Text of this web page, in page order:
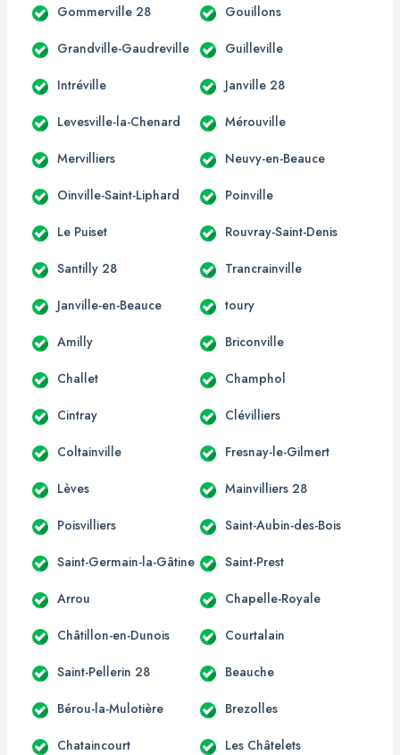
Gommerville 28 Gouillons
Grandville-Gaudreville Guilleville
Intréville Janville 28
Levesville-la-Chenard Mérouville
Mervilliers Neuvy-en-Beauce
Oinville-Saint-Liphard Poinville
Le Puiset Rouvray-Saint-Denis
Santilly 28 Trancrainville
Janville-en-Beauce toury
Amilly Briconville
Challet Champhol
Cintray Clévilliers
Coltainville Fresnay-le-Gilmert
Lèves Mainvilliers 28
Poisvilliers Saint-Aubin-des-Bois
Saint-Germain-la-Gâtine Saint-Prest
Arrou Chapelle-Royale
Châtillon-en-Dunois Courtalain
Saint-Pellerin 28 Beauche
Bérou-la-Mulotière Brezolles
Chataincourt Les Châtelets